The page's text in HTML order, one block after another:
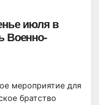
июля в
Военно-
мероприятие для
братство